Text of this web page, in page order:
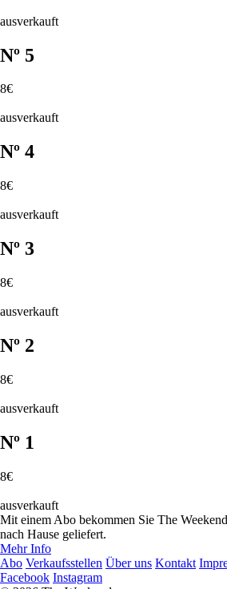
ausverkauft
Nº 5
8€
ausverkauft
Nº 4
8€
ausverkauft
Nº 3
8€
ausverkauft
Nº 2
8€
ausverkauft
Nº 1
8€
ausverkauft
Mit einem Abo bekommen Sie The
nach Hause geliefert.
Mehr Info
Abo Verkaufs­stellen Über uns Kontakt
Facebook Instagram